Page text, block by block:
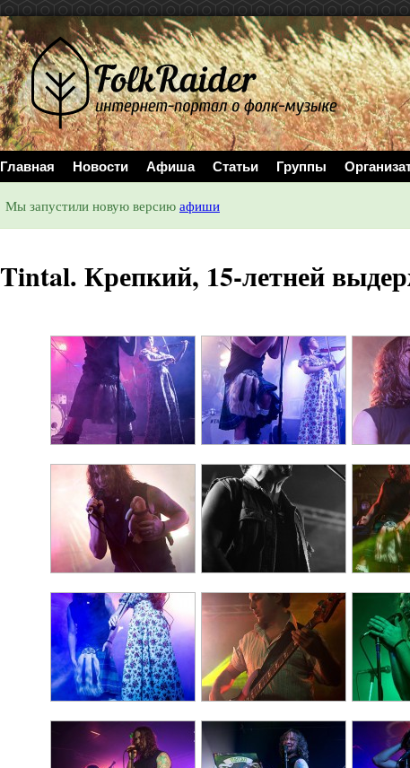
Главная Новости Афиша Статьи Группы
Мы запустили новую версию афиши
Tintal. Крепкий, 15-летней